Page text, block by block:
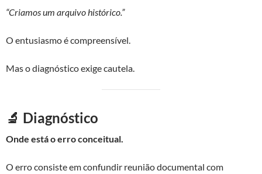
“Criamos um arquivo histórico.”
O entusiasmo é compreensível.
Mas o diagnóstico exige cautela.
🔬 Diagnóstico
Onde está o erro conceitual.
O erro consiste em confundir reunião documental com